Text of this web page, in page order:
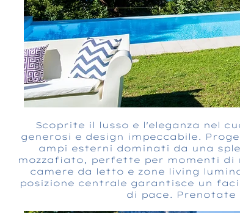
Scoprite il lusso e l'eleganza nel
generosi e design impeccabile.
ampi esterni dominati da una
mozzafiato, perfette per momenti
camere da letto e zone living
posizione centrale garantisce un
di pace. Prenotate